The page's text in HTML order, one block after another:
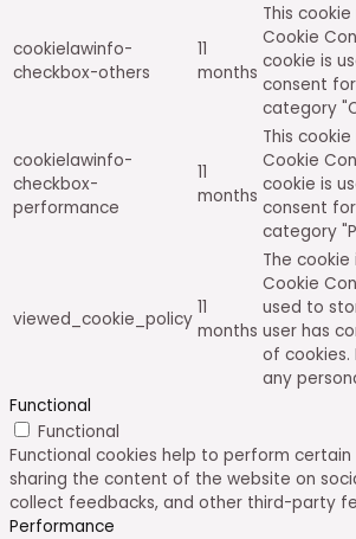
cookielawinfo-
checkbox-others
11
months
This cookie
Cookie
cookie is
consent
category
cookielawinfo-
checkbox-
performance
11
months
This cookie
Cookie
cookie is
consent
category
viewed_cookie_policy
11
months
The cookie
Cookie
used to
user has
of
any
Functional
Functional
Functional cookies help to perform
sharing the content of the website on
collect feedbacks, and other third-party
Performance